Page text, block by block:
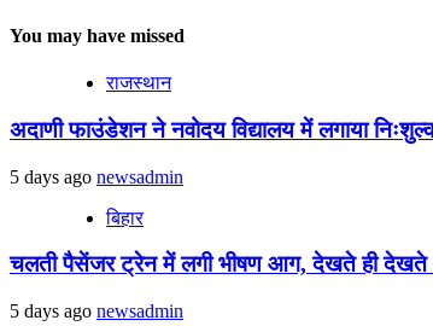
You may have missed
राजस्थान
अदाणी फाउंडेशन ने नवोदय विद्यालय में लगाया निःशुल्क
5 days ago newsadmin
बिहार
चलती पैसेंजर ट्रेन में लगी भीषण आग, देखते ही देखते धू-
5 days ago newsadmin